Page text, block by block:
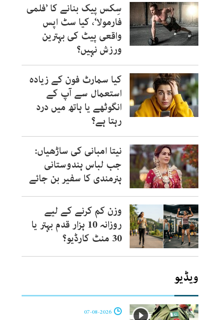
سِکس پیک بنانے کا ’فلمی
فارمولا‘، کیا سٹ اپس
واقعی پیٹ کی بہترین
ورزش نہیں؟
کیا سمارٹ فون کے زیادہ
استعمال سے آپ کے
انگوٹھے یا ہاتھ میں درد
رہتا ہے؟
نیتا امبانی کی ساڑھیاں:
جب لباس ہندوستانی
ہنرمندی کا سفیر بن جائے
وزن کم کرنے کے لیے
روزانہ 10 ہزار قدم بہتر یا
30 منٹ کارڈیو؟
ویڈیو